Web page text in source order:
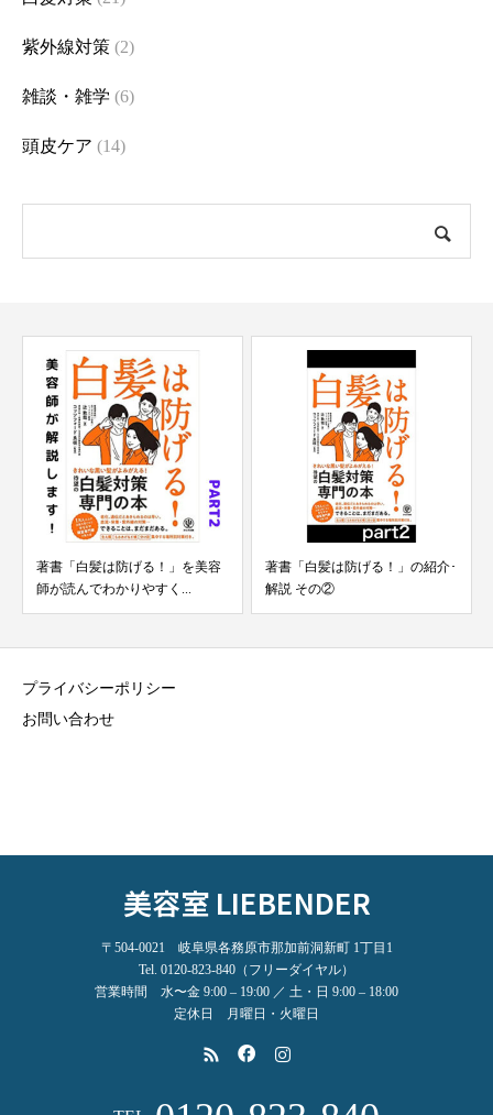
紫外線対策 (2)
雑談・雑学 (6)
頭皮ケア (14)
著書「白髪は防げる！」を美容
師が読んでわかりやすく...
著書「白髪は防げる！」の紹介･
解説 その②
プライバシーポリシー
お問い合わせ
美容室 LIEBENDER
〒504-0021 岐阜県各務原市那加前洞新町 1丁目1
Tel. 0120-823-840（フリーダイヤル）
営業時間 水〜金 9:00 – 19:00 ／ 土・日 9:00 – 18:00
定休日 月曜日・火曜日